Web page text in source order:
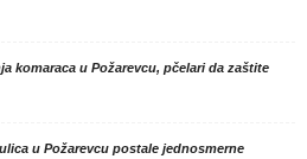
komaraca u Požarevcu, pčelari da zaštite
u Požarevcu postale jednosmerne